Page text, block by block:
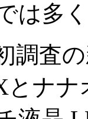
は多
調査の
とナナ